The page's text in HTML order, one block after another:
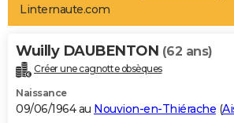
Art de vivre
Bien-être
Loisirs
Mode
Modes de vie
Alimentation
Guide de la santé
Maladies
Médicaments
Sommeil
VOYAGE
Destinations
City break
Voyage nature
Voyage de noces
Forum
Climat
+PHOTO
GUIDES D'ACHAT
Linternaute.com
Wuilly DAUBENTON (62 ans)
Créer une cagnotte obsèques
Naissance
09/06/1964 au Nouvion-en-Thiérache (